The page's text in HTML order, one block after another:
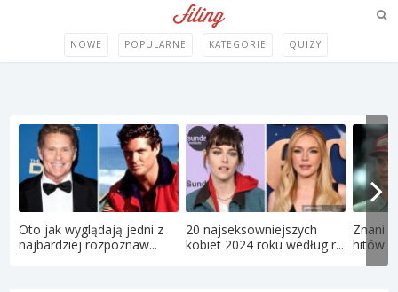
NOWE POPULARNE KATEGORIE QUIZY
Oto jak wyglądają jedni z
najbardziej rozpoznaw...
20 najseksowniejszych
kobiet 2024 roku według r...
Znani
hitów